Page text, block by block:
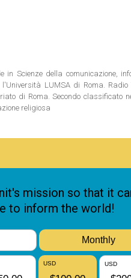
in Scienze della comunicazione,
LUMSA di Roma.
di Roma. Secondo classificato
religiosa